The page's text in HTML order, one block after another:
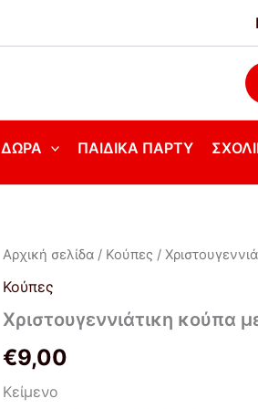
ΔΏΡΑ ΠΑΙΔΙΚΆ ΠΆΡΤΥ
Αρχική σελίδα / Κούπες /
Κούπες
Xριστουγεννιάτικη κούπα
€9,00
Κείμενο
Xριστουγεννιάτικη
με
-
ποσότητα